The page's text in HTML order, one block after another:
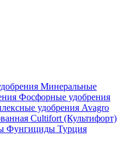
Минеральные
Фосфорные удобрения
удобрения Avagro
Cultifort (Культифорт)
Фунгициды Турция